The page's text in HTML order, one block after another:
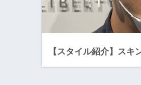
【スタイル紹介】スキ